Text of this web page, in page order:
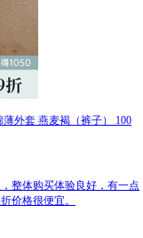
外套 燕麦褐（裤子） 100
整体购买体验良好，有一点
价格很便宜。